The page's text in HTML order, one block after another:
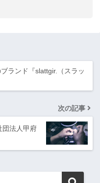
ランド『slattgir.（スラッ
次の記事
団法人甲府